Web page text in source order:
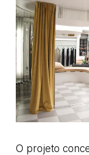
O projeto